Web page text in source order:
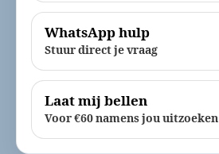
WhatsApp hulp
Stuur direct je vraag
Laat mij bellen
Voor €60 namens jou uitzoeken